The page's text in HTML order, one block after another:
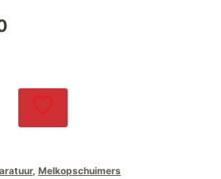
€65,00.
, Melkopschuimers